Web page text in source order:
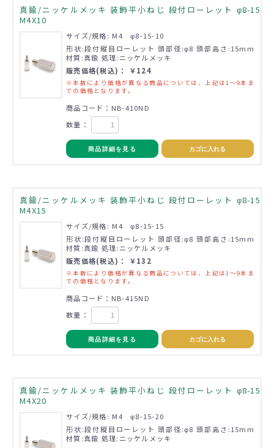
真鍮/ニッケルメッキ 装飾平小ねじ 段付ローレット φ8-15
M4X10
サイズ/規格: M4 φ8-15-10
形状:段付縦目ローレット 頭部径:φ8 頭部高さ:15mm
材質:真鍮 処理:ニッケルメッキ
販売価格(税込)： ￥124
※本数により価格が異なる商品については、上記は1～9本ま
での価格となります。
商品コード：NB-410ND
数量：
商品詳細を見る カゴに入れる
真鍮/ニッケルメッキ 装飾平小ねじ 段付ローレット φ8-15
M4X15
サイズ/規格: M4 φ8-15-15
形状:段付縦目ローレット 頭部径:φ8 頭部高さ:15mm
材質:真鍮 処理:ニッケルメッキ
販売価格(税込)： ￥132
※本数により価格が異なる商品については、上記は1～9本ま
での価格となります。
商品コード：NB-415ND
数量：
商品詳細を見る カゴに入れる
真鍮/ニッケルメッキ 装飾平小ねじ 段付ローレット φ8-15
M4X20
サイズ/規格: M4 φ8-15-20
形状:段付縦目ローレット 頭部径:φ8 頭部高さ:15mm
材質:真鍮 処理:ニッケルメッキ